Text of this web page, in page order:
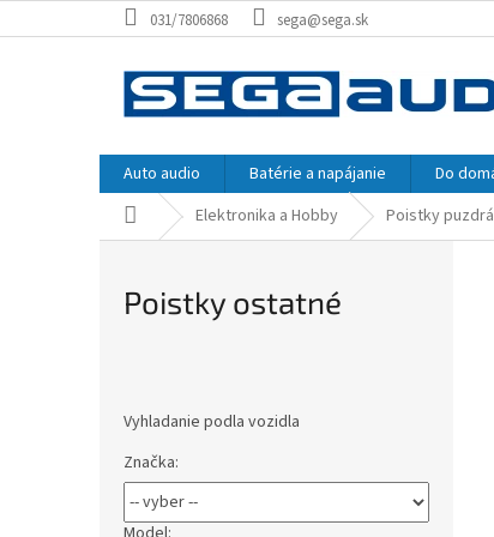
na
031/7806868 sega@sega.sk
Auto audio Batérie a napájanie Do
DomovElektronika a Hobby Poistky puzdrá
Poistky ostatné
Vyhladanie podla vozidla
Značka: